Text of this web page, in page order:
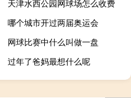
天津水西公园网球场怎么收费
哪个城市开过两届奥运会
网球比赛中什么叫做一盘
过年了爸妈最想什么呢